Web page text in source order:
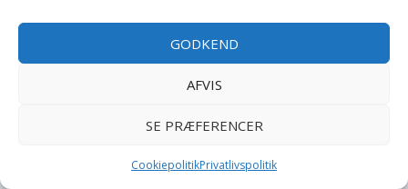
GODKEND
AFVIS
SE PRÆFERENCER
CookiepolitikPrivatlivspolitik
Sengetøj - Baby
Sengetøj - Junior